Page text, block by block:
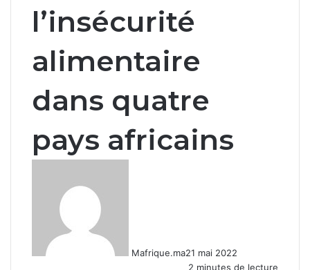
l’insécurité
alimentaire
dans quatre
pays africains
Mafrique.ma21 mai 2022
2 minutes de lecture